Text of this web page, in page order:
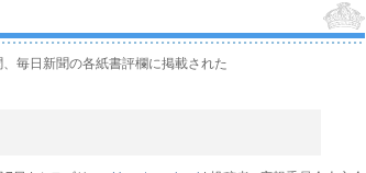
毎日新聞の各紙書評欄に掲載された